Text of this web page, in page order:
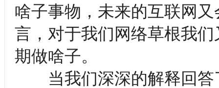
啥子事物，未来的互联网
言，对于我们网络草根我
期做啥子。
当我们深深的解释回答